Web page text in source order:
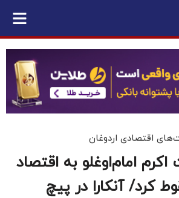
اقتصادی اردوغان
امام‌اوغلو به اقتصاد
کرد/ آنکارا در پیچ